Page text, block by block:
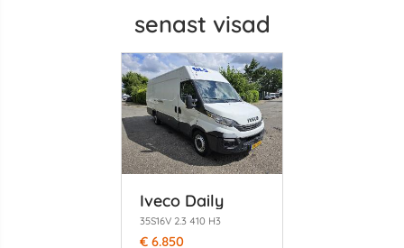
senast visad
Iveco Daily
35S16V 2.3 410 H3
€ 6.850